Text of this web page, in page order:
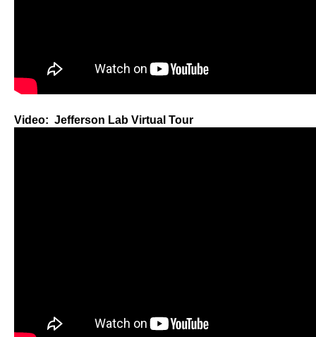
Video: Jefferson Lab Virtual Tour